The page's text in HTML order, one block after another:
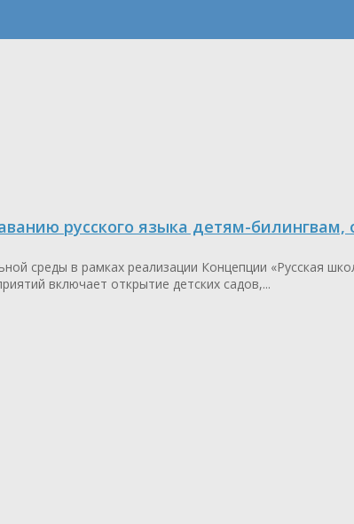
русского языка детям-билингвам,
среды в рамках реализации Концепции «Русская
включает открытие детских садов,...